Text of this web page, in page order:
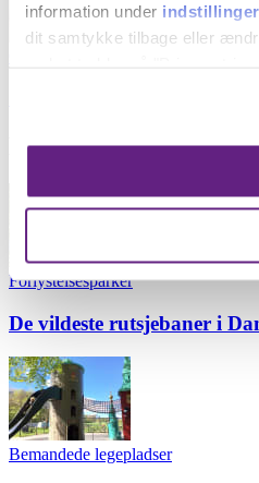
information under indstillinger
dit samtykke tilbage eller
Indsamle præcise
Identificere din enhed
analysere vores trafik. Vi
hjemmeside med vores
Børn i byen anbefaler
Forlystelsesparker
De vildeste rutsjebaner i
Bemandede legepladser